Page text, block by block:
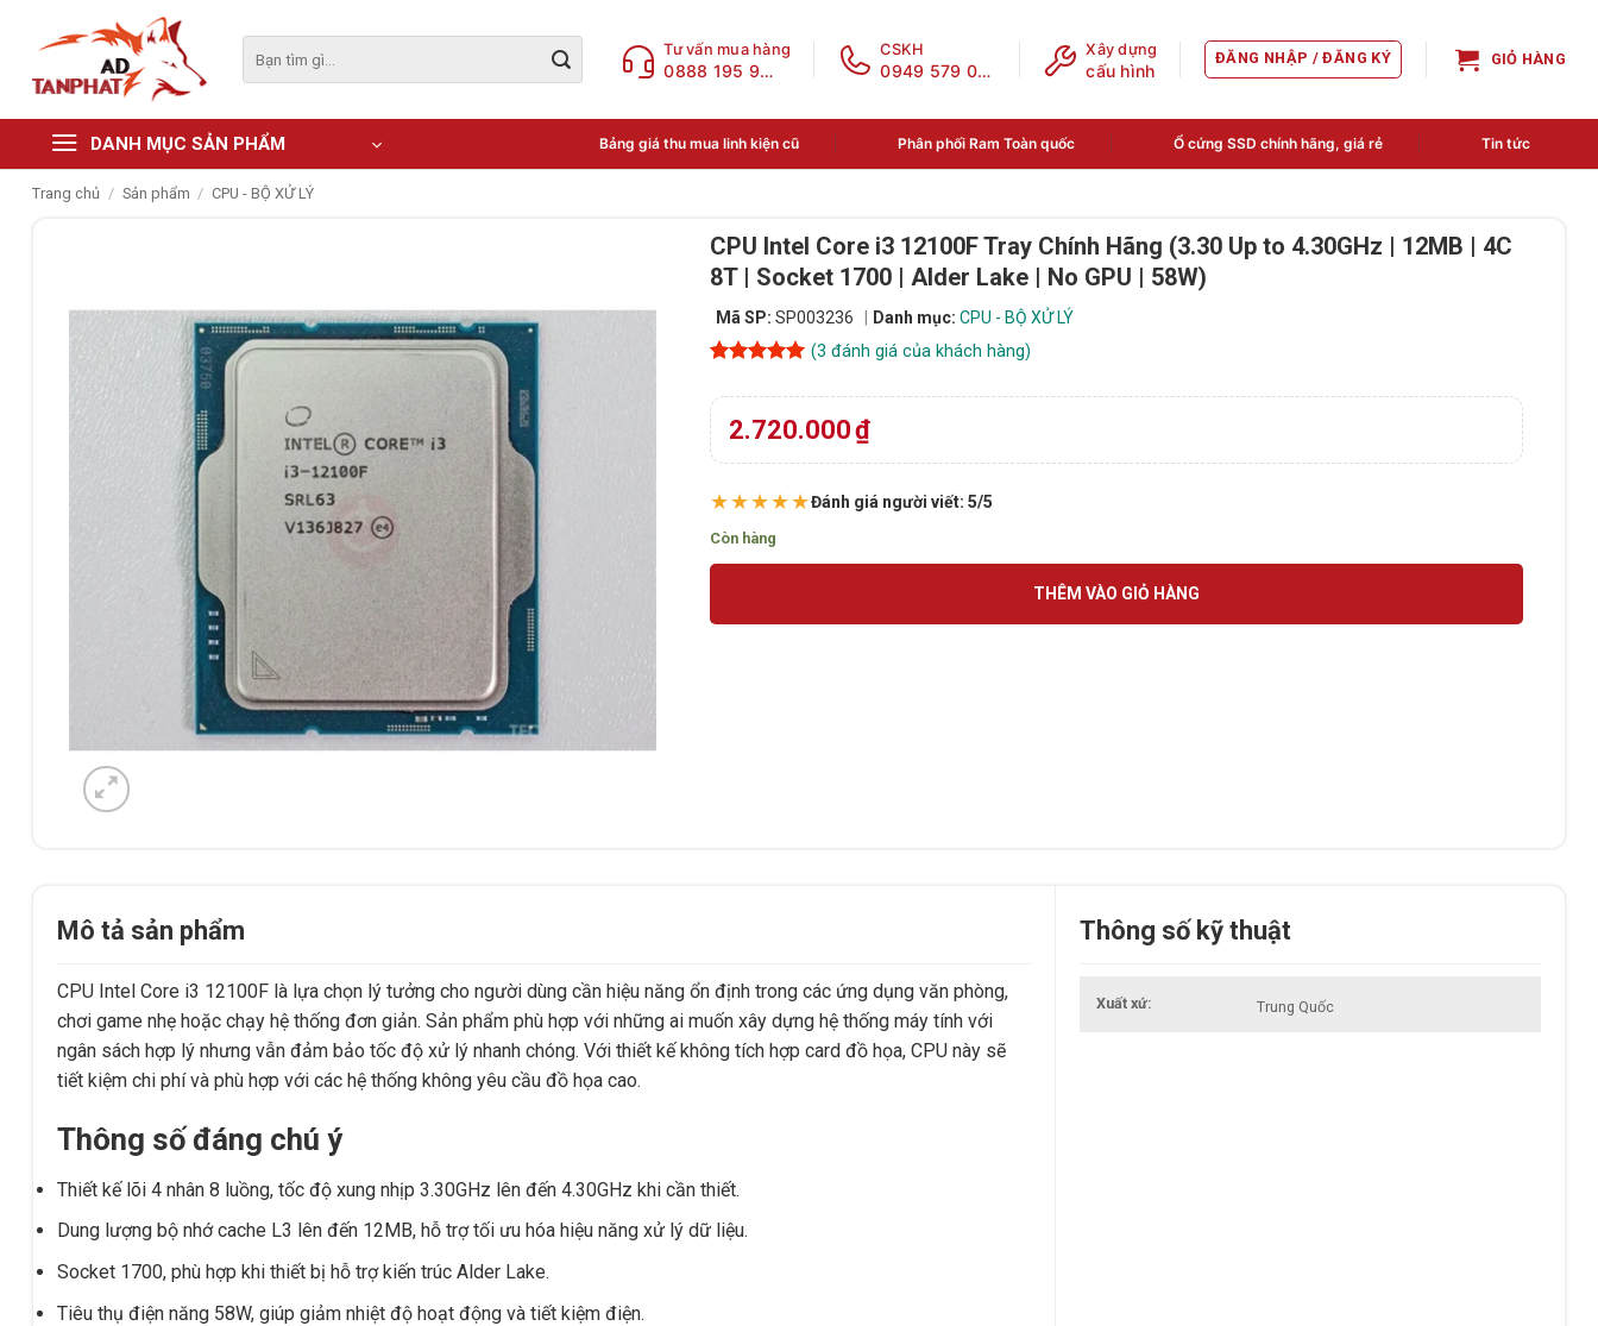
content
kiếm:
Tư vấn mua hàng
0888 195 969
CSKH
0949 579 078
Xây dựng
cấu hình
ĐĂNG NHẬP / ĐĂNG KÝ GIỎ HÀNG
DANH MỤC SẢN PHẨM Bảng giá thu mua linh kiện cũ Phân phối Ram Toàn quốc Ổ cứng SSD chính hãng, giá rẻ Tin tức
Trang chủ / Sản phẩm / CPU - BỘ XỬ LÝ
CPU Intel Core i3 12100F Tray Chính Hãng (3.30 Up to 4.30GHz | 12MB | 4C
8T | Socket 1700 | Alder Lake | No GPU | 58W)
Mã SP: SP003236 Danh mục: CPU - BỘ XỬ LÝ
dựa trên
đánh giá
(3 đánh giá của khách hàng)
2.720.000₫
★★★★★Đánh giá người viết: 5/5
Còn hàng
THÊM VÀO GIỎ HÀNG
Mô tả sản phẩm
CPU Intel Core i3 12100F là lựa chọn lý tưởng cho người dùng cần hiệu năng ổn định trong các ứng dụng văn phòng,
chơi game nhẹ hoặc chạy hệ thống đơn giản. Sản phẩm phù hợp với những ai muốn xây dựng hệ thống máy tính với
ngân sách hợp lý nhưng vẫn đảm bảo tốc độ xử lý nhanh chóng. Với thiết kế không tích hợp card đồ họa, CPU này sẽ
tiết kiệm chi phí và phù hợp với các hệ thống không yêu cầu đồ họa cao.
Thông số đáng chú ý
Thiết kế lõi 4 nhân 8 luồng, tốc độ xung nhịp 3.30GHz lên đến 4.30GHz khi cần thiết.
Dung lượng bộ nhớ cache L3 lên đến 12MB, hỗ trợ tối ưu hóa hiệu năng xử lý dữ liệu.
Socket 1700, phù hợp khi thiết bị hỗ trợ kiến trúc Alder Lake.
Tiêu thụ điện năng 58W, giúp giảm nhiệt độ hoạt động và tiết kiệm điện.
Thông số kỹ thuật
Xuất xứ Trung Quốc